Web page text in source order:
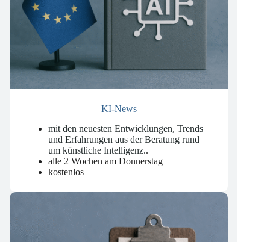
mit den neuesten Entwicklungen, Trends
und Erfahrungen aus der Beratung rund
um künstliche Intelligenz..
alle 2 Wochen am Donnerstag